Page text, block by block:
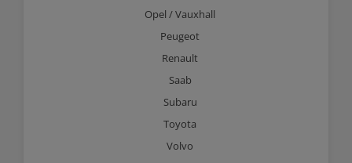
Opel / Vauxhall
Peugeot
Renault
Saab
Subaru
Toyota
Volvo